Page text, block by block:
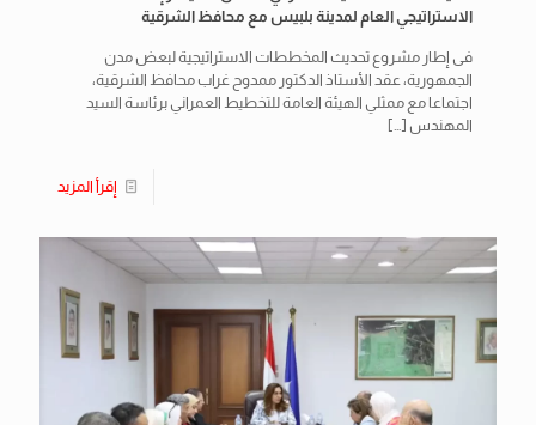
الاستراتيجي العام لمدينة بلبيس مع محافظ الشرقية
فى إطار مشروع تحديث المخططات الاستراتيجية لبعض مدن
الجمهورية، عقد الأستاذ الدكتور ممدوح غراب محافظ الشرقية،
اجتماعا مع ممثلي الهيئة العامة للتخطيط العمراني برئاسة السيد
المهندس […]
إقرأ المزيد